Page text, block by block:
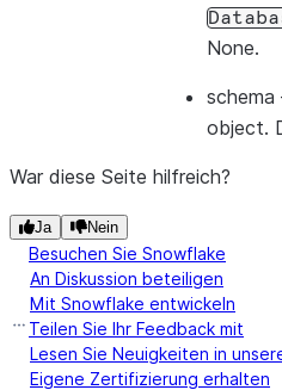
None.
schema
object.
War diese Seite hilfreich?
Ja Nein
Besuchen Sie Snowflake
An Diskussion beteiligen
Mit Snowflake entwickeln
Teilen Sie Ihr Feedback mit
Lesen Sie Neuigkeiten in
Eigene Zertifizierung erhalten